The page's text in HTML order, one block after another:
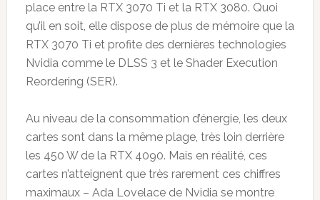
place entre la RTX 3070 Ti et la RTX 3080. Quoi
qu’il en soit, elle dispose de plus de mémoire que la
RTX 3070 Ti et profite des dernières technologies
Nvidia comme le DLSS 3 et le Shader Execution
Reordering (SER).
Au niveau de la consommation d’énergie, les deux
cartes sont dans la même plage, très loin derrière
les 450 W de la RTX 4090. Mais en réalité, ces
cartes n’atteignent que très rarement ces chiffres
maximaux – Ada Lovelace de Nvidia se montre